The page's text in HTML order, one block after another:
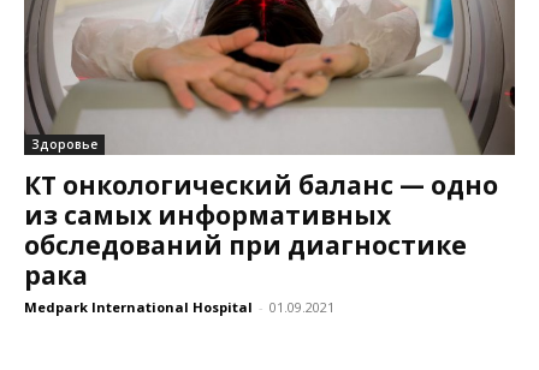
Здоровье
КТ онкологический баланс — одно
из самых информативных
обследований при диагностике
рака
Medpark International Hospital - 01.09.2021